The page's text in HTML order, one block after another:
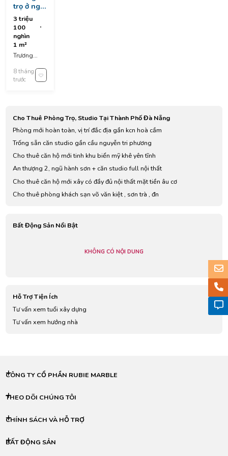
trọ ở ngũ
hành sơn
3 triệu
100
nghìn
1 m²
Trương
Giảng, Hoa
Hai, Ngũ
8 tháng
trước
Cho Thuê Phòng Trọ, Studio Tại Thành Phố Đà Nẵng
Phòng mới hoàn toàn, vị trí đắc địa gần kcn hoà cầm
Trống sẵn căn studio gần cầu nguyễn tri phương
Cho thuê căn hộ mới tinh khu biển mỹ khê yên tĩnh
An thượng 2, ngũ hành sơn + căn studio full nội thất
Cho thuê căn hộ mới xây có đầy đủ nội thất mặt tiền âu cơ
Cho thuê phòng khách sạn võ văn kiệt , sơn trà , đn
Bất Động Sản Nổi Bật
KHÔNG CÓ NỘI DUNG
Hỗ Trợ Tiện Ích
Tư vấn xem tuổi xây dựng
Tư vấn xem hướng nhà
CÔNG TY CỔ PHẦN RUBIE MARBLE
THEO DÕI CHÚNG TÔI
CHÍNH SÁCH VÀ HỖ TRỢ
BẤT ĐỘNG SẢN